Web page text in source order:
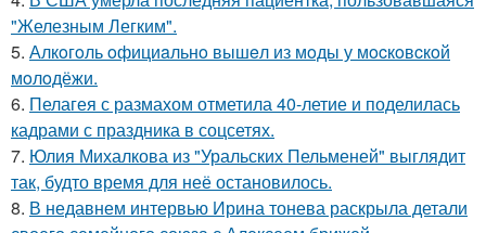
"Железным Легким".
5. Алкoгoль oфициaльнo вышeл из мoды у мocкoвcкoй
мoлoдёжи.
6. Пелагея с размахом отметила 40-летие и поделилась
кадрами с праздника в соцсетях.
7. Юлия Михалкова из "Уральских Пельменей" выглядит
так, будто время для неё остановилось.
8. В недавнем интервью Ирина тонева раскрыла детали